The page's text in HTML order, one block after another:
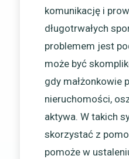
komunikację i
długotrwałych
problemem jest
może być
gdy małżonkowie
nieruchomości,
aktywa. W takich
skorzystać z
pomoże w